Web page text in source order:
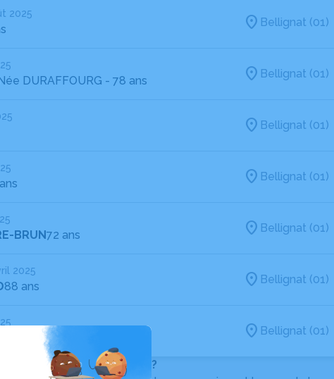
2025
Bellignat (01)
DURAFFOURG - 78 ans
Bellignat (01)
Bellignat (01)
Bellignat (01)
BRUN72 ans
Bellignat (01)
2025
88 ans
Bellignat (01)
Bellignat (01)
de décès recherché ?